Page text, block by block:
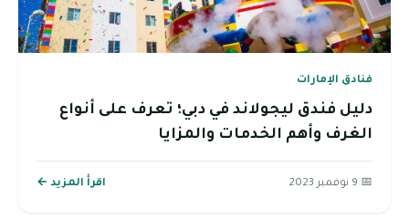
فنادق الإمارات
دليل فندق ليجولاند في دبي؛ تعرف على أنواع
الغرف وأهم الخدمات والمزايا
📅 9 نوفمبر 2023 اقرأ المزيد ←